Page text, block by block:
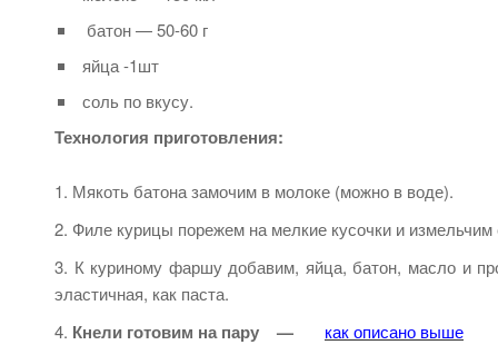
батон — 50-60 г
яйца -1шт
соль по вкусу.
Технология приготовления:
Мякоть батона замочим в молоке (можно в воде).
Филе курицы порежем на мелкие кусочки и
К куриному фаршу добавим, яйца, батон, масло и
эластичная, как паста.
Кнели готовим на пару — как описано выше